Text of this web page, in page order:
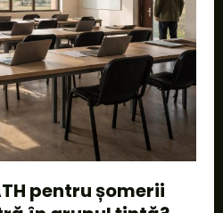
pentru șomerii